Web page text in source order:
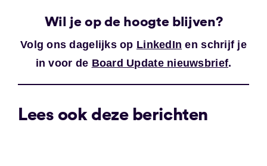
Wil je op de hoogte blijven?
Volg ons dagelijks op LinkedIn en schrijf je
in voor de Board Update nieuwsbrief.
Lees ook deze berichten